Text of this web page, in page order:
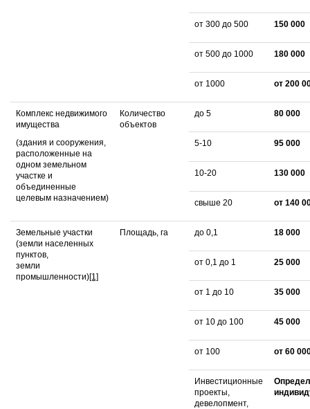
от 300 до 500 150 000
от 500 до 1000 180 000
от 1000 от 200
Комплекс недвижимого
имущества
(здания и сооружения,
расположенные на
одном земельном
участке и
объединенные
целевым назначением)
Количество
объектов
до 5 80 000
5-10 95 000
10-20 130 000
свыше 20 от 140
Земельные участки
(земли населенных
пунктов,
земли
промышленности)[1]
Площадь, га до 0,1 18 000
от 0,1 до 1 25 000
от 1 до 10 35 000
от 10 до 100 45 000
от 100 от 60
Инвестиционные
проекты,
девелопмент,